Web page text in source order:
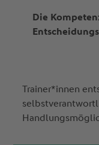
Die
Trainer*innen